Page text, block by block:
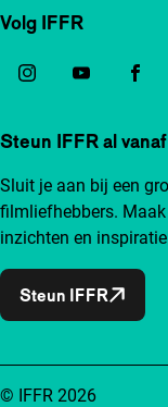
Volg IFFR
Steun IFFR al
Sluit je aan bij een
filmliefhebbers.
inzichten en
Steun IFFR
© IFFR 2026